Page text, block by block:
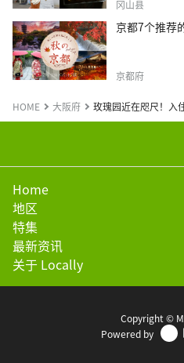
冈山县
京都7个推荐
京都府
HOME 大阪府 玫瑰园近在咫尺！
Home
地区
特集
最新资讯
关于 Locally
Copyright ©
Powered by